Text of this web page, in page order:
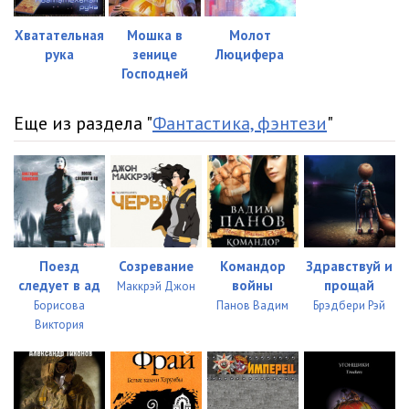
Хватательная
рука
Мошка в
зенице
Господней
Молот
Люцифера
Еще из раздела "Фантастика, фэнтези"
Поезд
следует в ад
Борисова
Виктория
Созревание
Маккрэй Джон
Командор
войны
Панов Вадим
Здравствуй и
прощай
Брэдбери Рэй